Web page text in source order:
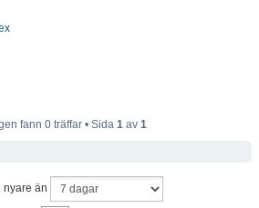
fann 0 träffar • Sida 1av 1
nyare än